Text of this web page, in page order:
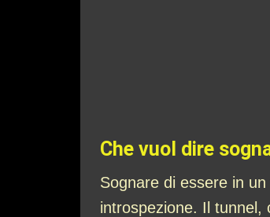
Che vuol dire
Sognare di essere in
introspezione. Il tunnel,